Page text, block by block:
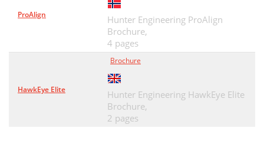
ProAlign
Hunter Engineering ProAlign
Brochure,
4 pages
HawkEye Elite
Brochure
Hunter Engineering HawkEye Elite
Brochure,
2 pages